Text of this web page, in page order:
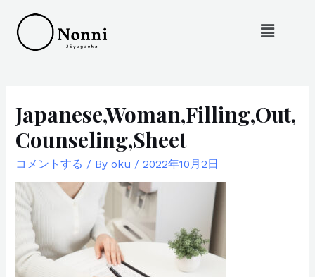
Japanese,Woman,Filling,Out,
Counseling,Sheet
コメントする / Byoku /2022年10月2日